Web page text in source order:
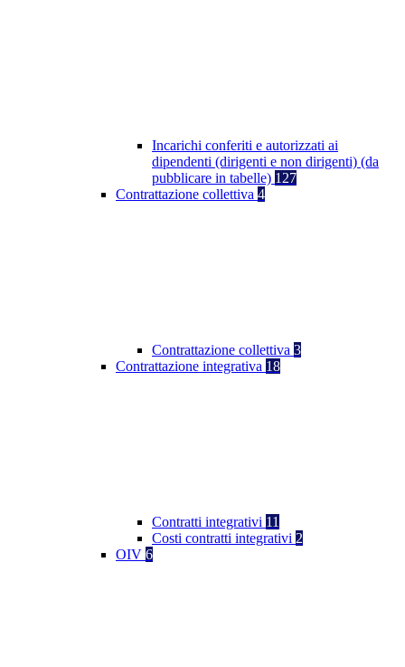
Incarichi conferiti e autorizzati ai
dipendenti (dirigenti e non dirigenti) (da
pubblicare in tabelle) 127
Contrattazione collettiva 4
Contrattazione collettiva 3
Contrattazione integrativa 18
Contratti integrativi 11
Costi contratti integrativi 2
OIV 6